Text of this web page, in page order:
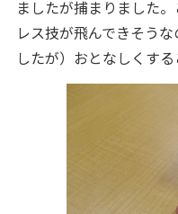
ましたが捕まりました
レス技が飛んできそう
したが）おとなしくする